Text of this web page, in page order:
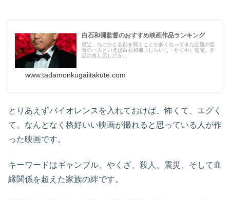
白石和彌監督のおすすめ映画作品ランキング
最近、なにかと名前を聞くことが多くなってきた話題の監
督の一人といえば白石和彌（しらいし・かずや）監督。作
品の良し悪しにか...
www.tadamonkugaiitakute.com
とりあえずバイオレンスを入れておけば、怖くて、エグく
て、なんとなく格好いい映画が撮れると思っている人が作
った映画です。
キーワードはギャンブル、やくざ、殺人、震災、そして血
縁関係を超えた家族の絆です。